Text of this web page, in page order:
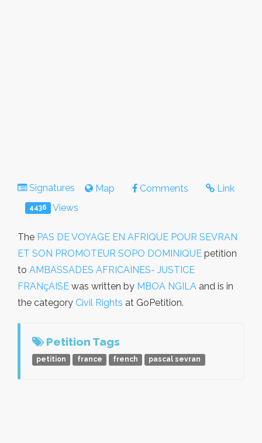
Signatures Map Comments Link
4436 Views
The PAS DE VOYAGE EN AFRIQUE POUR SEVRAN
ET SON PROMOTEUR SOPO DOMINIQUE petition
to AMBASSADES AFRICAINES- JUSTICE
FRANçAISE was written by MBOA NGILA and is in
the category Civil Rights at GoPetition.
Petition Tags
petition france french pascal sevran